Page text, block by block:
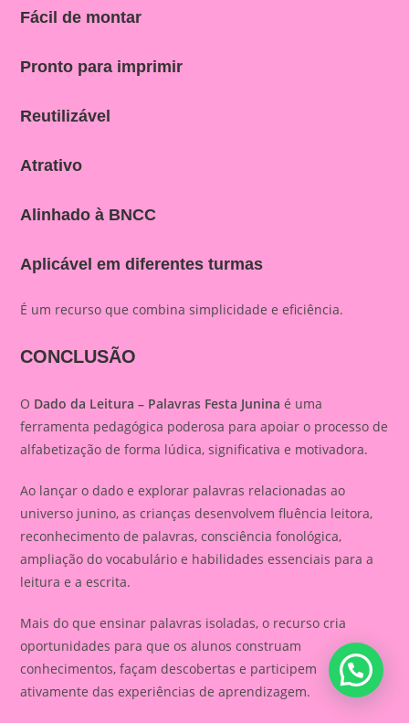
Fácil de montar
Pronto para imprimir
Reutilizável
Atrativo
Alinhado à BNCC
Aplicável em diferentes turmas
É um recurso que combina simplicidade e eficiência.
CONCLUSÃO
O Dado da Leitura – Palavras Festa Junina é uma
ferramenta pedagógica poderosa para apoiar o processo de
alfabetização de forma lúdica, significativa e motivadora.
Ao lançar o dado e explorar palavras relacionadas ao
universo junino, as crianças desenvolvem fluência leitora,
reconhecimento de palavras, consciência fonológica,
ampliação do vocabulário e habilidades essenciais para a
leitura e a escrita.
Mais do que ensinar palavras isoladas, o recurso cria
oportunidades para que os alunos construam
conhecimentos, façam descobertas e participem
ativamente das experiências de aprendizagem.